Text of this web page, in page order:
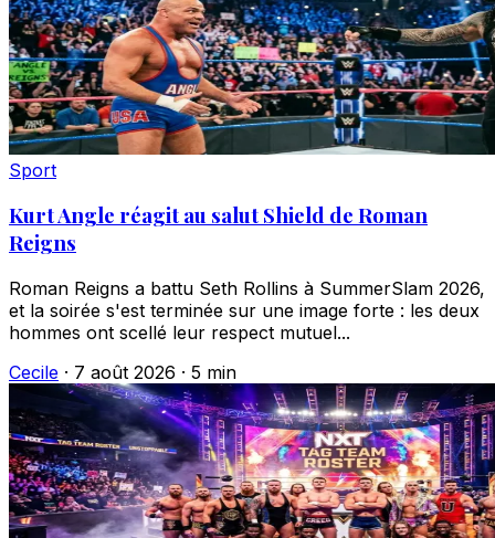
Sport
Kurt Angle réagit au salut Shield de Roman
Reigns
Roman Reigns a battu Seth Rollins à SummerSlam 2026,
et la soirée s'est terminée sur une image forte : les deux
hommes ont scellé leur respect mutuel...
Cecile · 7 août 2026 · 5 min